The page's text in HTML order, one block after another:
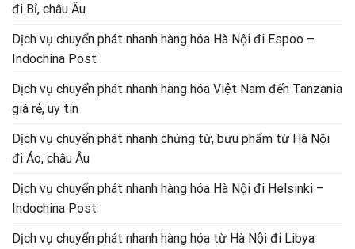
đi Bỉ, châu Âu
Dịch vụ chuyển phát nhanh hàng hóa Hà Nội đi Espoo –
Indochina Post
Dịch vụ chuyển phát nhanh hàng hóa Việt Nam đến Tanzania
giá rẻ, uy tín
Dịch vụ chuyển phát nhanh chứng từ, bưu phẩm từ Hà Nội
đi Áo, châu Âu
Dịch vụ chuyển phát nhanh hàng hóa Hà Nội đi Helsinki –
Indochina Post
Dịch vụ chuyển phát nhanh hàng hóa từ Hà Nội đi Libya